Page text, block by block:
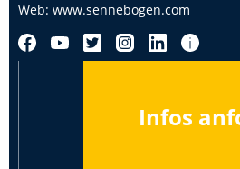
Web: www.sennebogen.com
Infos